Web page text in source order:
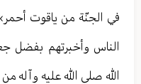
في الجنّة من ياقوت
الناس وأخبرتهم بفضل
الله صلى الله عليه وآله